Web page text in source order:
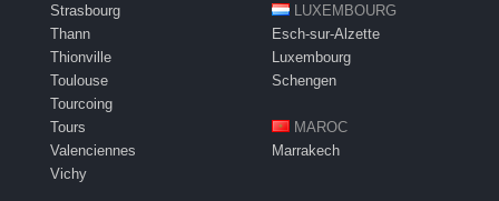
Strasbourg
Thann
Thionville
Toulouse
Tourcoing
Tours
Valenciennes
Vichy
LUXEMBOURG
Esch-sur-Alzette
Luxembourg
Schengen
MAROC
Marrakech